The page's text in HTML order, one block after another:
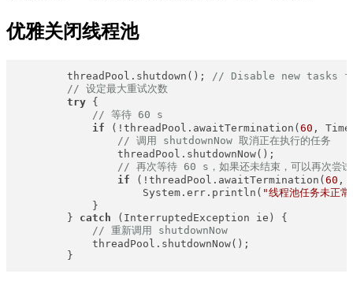
优雅关闭线程池
        threadPool.shutdown();
// Disable new tasks
// 设定最大重试次数
try {
// 等待 60 s
if (!threadPool.awaitTermination(60 ,
// 调用 shutdownNow 取消正在执行的任务
                threadPool.shutdownNow();
// 再次等待 60 s，如果还未结束，可以再次尝试
if (!threadPool.awaitTermination(60 ,
                    System.err.println(
"线程池任务未正
            }
        }
catch (InterruptedException ie) {
// 重新调用 shutdownNow
            threadPool.shutdownNow();